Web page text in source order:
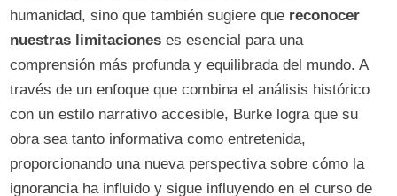
humanidad, sino que también sugiere que reconocer
nuestras limitaciones es esencial para una
comprensión más profunda y equilibrada del mundo. A
través de un enfoque que combina el análisis histórico
con un estilo narrativo accesible, Burke logra que su
obra sea tanto informativa como entretenida,
proporcionando una nueva perspectiva sobre cómo la
ignorancia ha influido y sigue influyendo en el curso de